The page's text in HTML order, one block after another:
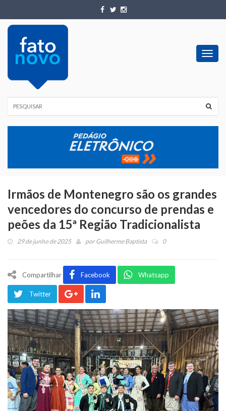
Irmãos de Montenegro são os grandes
vencedores do concurso de prendas e
peões da 15ª Região Tradicionalista
29 de junho de 2025 porGuilherme Baptista 0
Compartilhar Facebook Whatsapp
Twitter